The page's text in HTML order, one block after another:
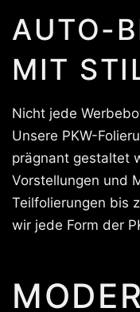
AUTO-
MIT
Nicht jede
Unsere PKW-
prägnant gestaltet
Vorstellungen und
Teilfolierungen bis
wir jede Form der